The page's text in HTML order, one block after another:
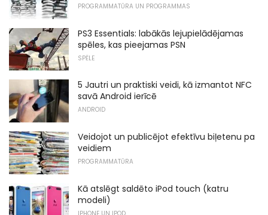
PROGRAMMATŪRA UN PROGRAMMAS
PS3 Essentials: labākās lejupielādējamas
spēles, kas pieejamas PSN
SPĒLE
5 Jautri un praktiski veidi, kā izmantot NFC
savā Android ierīcē
ANDROID
Veidojot un publicējot efektīvu biļetenu pa
veidiem
PROGRAMMATŪRA
Kā atslēgt saldēto iPod touch (katru
modeli)